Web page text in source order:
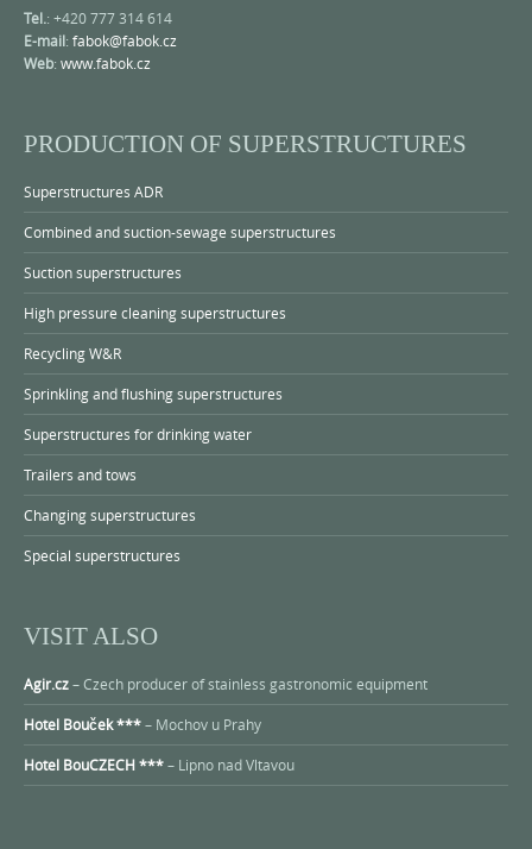
Tel.: +420 777 314 614
E-mail: fabok@fabok.cz
Web: www.fabok.cz
PRODUCTION OF SUPERSTRUCTURES
Superstructures ADR
Combined and suction-sewage superstructures
Suction superstructures
High pressure cleaning superstructures
Recycling W&R
Sprinkling and flushing superstructures
Superstructures for drinking water
Trailers and tows
Changing superstructures
Special superstructures
VISIT ALSO
Agir.cz– Czech producer of stainless gastronomic equipment
Hotel Bouček ***– Mochov u Prahy
Hotel BouCZECH ***– Lipno nad Vltavou